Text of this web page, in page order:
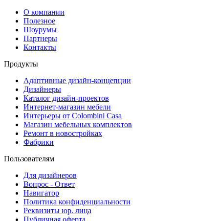
О компании
Полезное
Шоурумы
Партнеры
Контакты
Продукты
Адаптивные дизайн-концепции
Дизайнеры
Каталог дизайн-проектов
Интернет-магазин мебели
Интерьеры от Colombini Casa
Магазин мебельных комплектов
Ремонт в новостройках
Фабрики
Пользователям
Для дизайнеров
Вопрос - Ответ
Навигатор
Политика конфиденциальности
Реквизиты юр. лица
Публичная оферта